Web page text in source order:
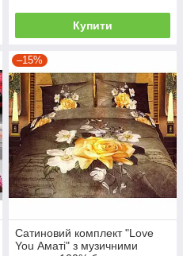
Купити
–15%
Сатиновий комплект "Love
You Аматі" з музичними